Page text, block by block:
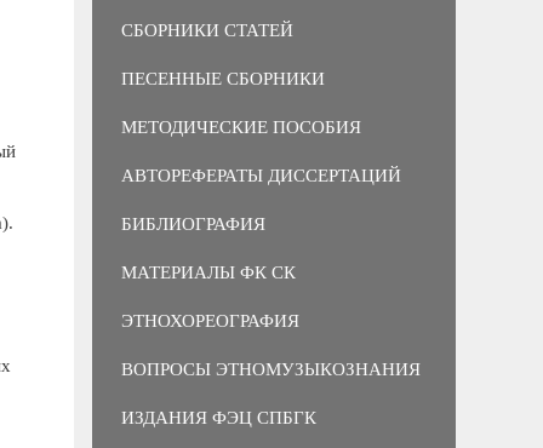
СБОРНИКИ СТАТЕЙ
ПЕСЕННЫЕ СБОРНИКИ
МЕТОДИЧЕСКИЕ ПОСОБИЯ
АВТОРЕФЕРАТЫ ДИССЕРТАЦИЙ
БИБЛИОГРАФИЯ
МАТЕРИАЛЫ ФК СК
ЭТНОХОРЕОГРАФИЯ
ВОПРОСЫ ЭТНОМУЗЫКОЗНАНИЯ
ИЗДАНИЯ ФЭЦ СПБГК